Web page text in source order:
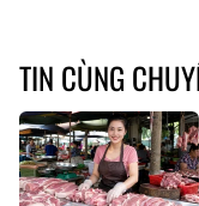
TIN CÙNG